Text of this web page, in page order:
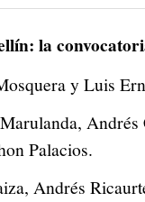
la
y Luis
Palacios.
Andrés